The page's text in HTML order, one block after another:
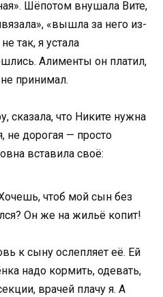
Шёпотом внушала Вите,
«вышла за него из-
так, я устала
Алименты он платил,
принимал.
сказала, что Никите нужна
не дорогая — просто
вставила своё:
чтоб мой сын без
Он же на жильё копит!
к сыну ослепляет её. Ей
надо кормить, одевать,
врачей плачу я. А